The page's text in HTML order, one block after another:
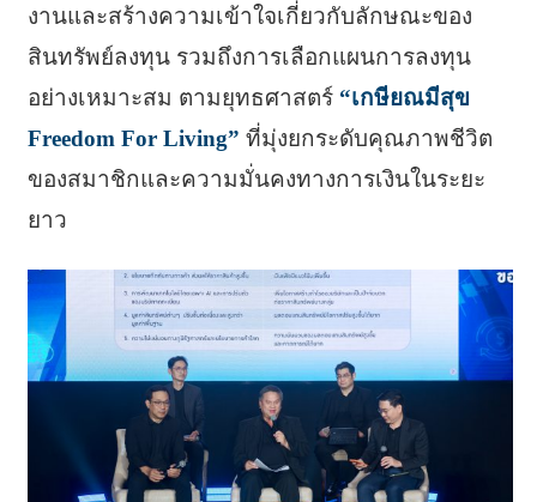
งานและสร้างความเข้าใจเกี่ยวกับลักษณะของ
สินทรัพย์ลงทุน รวมถึงการเลือกแผนการลงทุน
อย่างเหมาะสม ตามยุทธศาสตร์ “เกษียณมีสุข
Freedom For Living” ที่มุ่งยกระดับคุณภาพชีวิต
ของสมาชิกและความมั่นคงทางการเงินในระยะ
ยาว